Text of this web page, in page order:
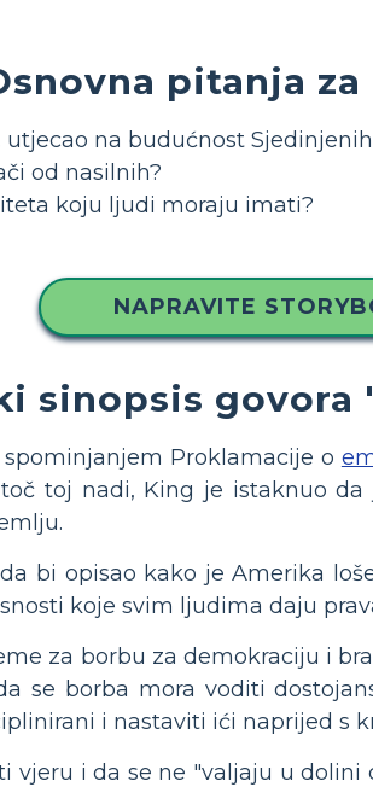
pitanja
na budućnost
od nasilnih?
koju ljudi moraju imati?
NAPRAVITE
sinopsis govora
Proklamacije o
toj nadi, King je istaknuo
bi opisao kako je Amerika
koje svim ljudima daju
za borbu za demokraciju i
se borba mora voditi
i nastaviti ići naprijed s
i da se ne "valjaju u dolini